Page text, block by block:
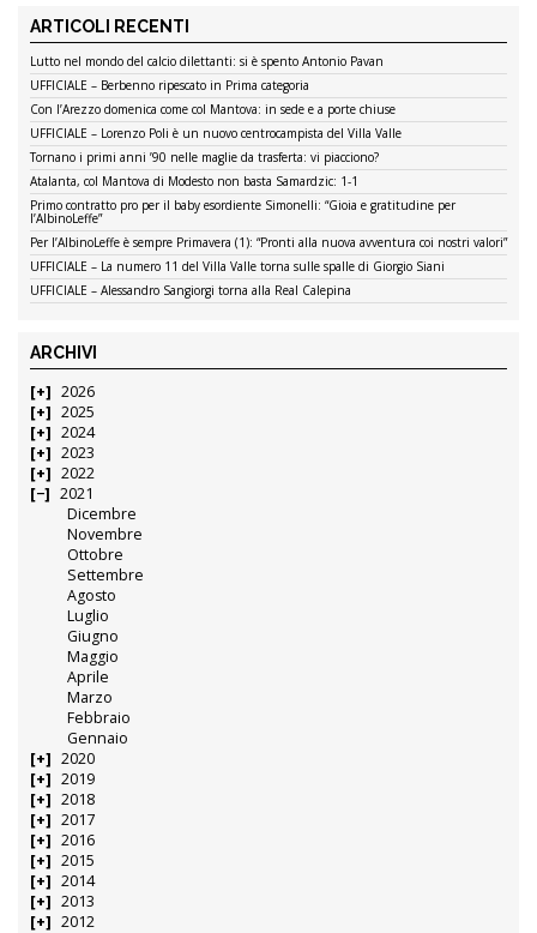
ARTICOLI RECENTI
Lutto nel mondo del calcio dilettanti: si è spento Antonio Pavan
UFFICIALE – Berbenno ripescato in Prima categoria
Con l’Arezzo domenica come col Mantova: in sede e a porte chiuse
UFFICIALE – Lorenzo Poli è un nuovo centrocampista del Villa Valle
Tornano i primi anni ’90 nelle maglie da trasferta: vi piacciono?
Atalanta, col Mantova di Modesto non basta Samardzic: 1-1
Primo contratto pro per il baby esordiente Simonelli: “Gioia e gratitudine per
l’AlbinoLeffe”
Per l’AlbinoLeffe è sempre Primavera (1): “Pronti alla nuova avventura coi nostri valori”
UFFICIALE – La numero 11 del Villa Valle torna sulle spalle di Giorgio Siani
UFFICIALE – Alessandro Sangiorgi torna alla Real Calepina
ARCHIVI
2026
2025
2024
2023
2022
2021
Dicembre
Novembre
Ottobre
Settembre
Agosto
Luglio
Giugno
Maggio
Aprile
Marzo
Febbraio
Gennaio
2020
2019
2018
2017
2016
2015
2014
2013
2012